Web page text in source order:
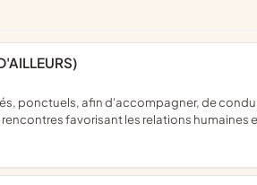
favorisant les relations humaines